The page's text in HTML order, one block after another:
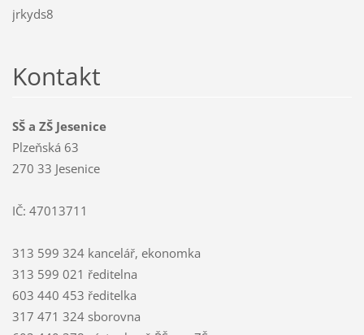
jrkyds8
Kontakt
SŠ a ZŠ Jesenice
Plzeňská 63
270 33 Jesenice
IČ: 47013711
313 599 324 kancelář, ekonomka
313 599 021 ředitelna
603 440 453 ředitelka
317 471 324 sborovna